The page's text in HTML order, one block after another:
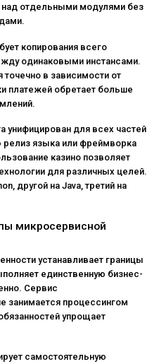
над отдельными модулями без
копирования всего
одинаковыми инстансами.
в зависимости от
платежей обретает больше
унифицирован для всех частей
релиз языка или фреймворка
казино позволяет
для различных целей.
другой на Java, третий на
микросервисной
устанавливает границы
единственную бизнес-
Сервис
занимается процессингом
упрощает
самостоятельную